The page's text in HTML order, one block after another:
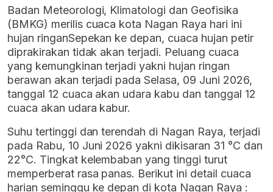
Badan Meteorologi, Klimatologi dan Geofisika
(BMKG) merilis cuaca kota Nagan Raya hari ini
hujan ringanSepekan ke depan, cuaca hujan petir
diprakirakan tidak akan terjadi. Peluang cuaca
yang kemungkinan terjadi yakni hujan ringan
berawan akan terjadi pada Selasa, 09 Juni 2026,
tanggal 12 cuaca akan udara kabu dan tanggal 12
cuaca akan udara kabur.
Suhu tertinggi dan terendah di Nagan Raya, terjadi
pada Rabu, 10 Juni 2026 yakni dikisaran 31 °C dan
22°C. Tingkat kelembaban yang tinggi turut
memperberat rasa panas. Berikut ini detail cuaca
harian seminggu ke depan di kota Nagan Raya :